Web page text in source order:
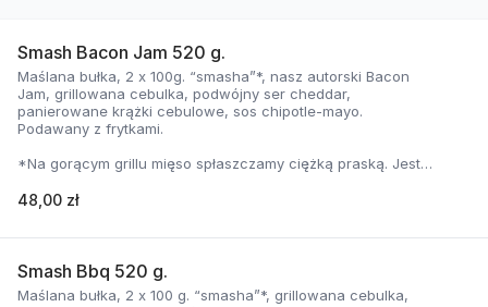
Smash Bacon Jam 520 g.
Maślana bułka, 2 x 100g. “smasha”*, nasz autorski Bacon
Jam, grillowana cebulka, podwójny ser cheddar,
panierowane krążki cebulowe, sos chipotle-mayo.
Podawany z frytkami.
*Na gorącym grillu mięso spłaszczamy ciężką praską. Jest
temperaturze, zyskuje jednocześnie chrupiąca skorupkę i
48,00 zł
Smash Bbq 520 g.
Maślana bułka, 2 x 100 g. “smasha”*, grillowana cebulka,